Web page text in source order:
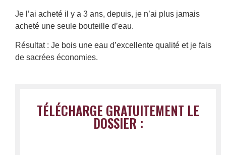
Je l’ai acheté il y a 3 ans, depuis, je n’ai plus jamais
acheté une seule bouteille d’eau.
Résultat : Je bois une eau d’excellente qualité et je fais
de sacrées économies.
TÉLÉCHARGE GRATUITEMENT LE
DOSSIER :